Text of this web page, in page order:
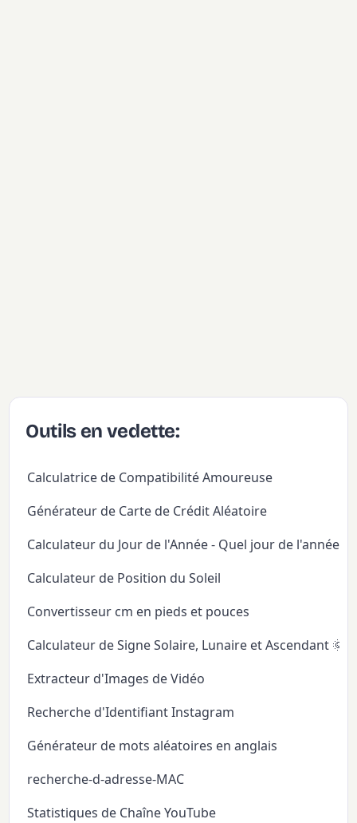
Outils en vedette:
Calculatrice de Compatibilité Amoureuse
Générateur de Carte de Crédit Aléatoire
Calculateur du Jour de l'Année - Quel jour de l'année
Calculateur de Position du Soleil
Convertisseur cm en pieds et pouces
Calculateur de Signe Solaire, Lunaire et Ascendant
Extracteur d'Images de Vidéo
Recherche d'Identifiant Instagram
Générateur de mots aléatoires en anglais
recherche-d-adresse-MAC
Statistiques de Chaîne YouTube